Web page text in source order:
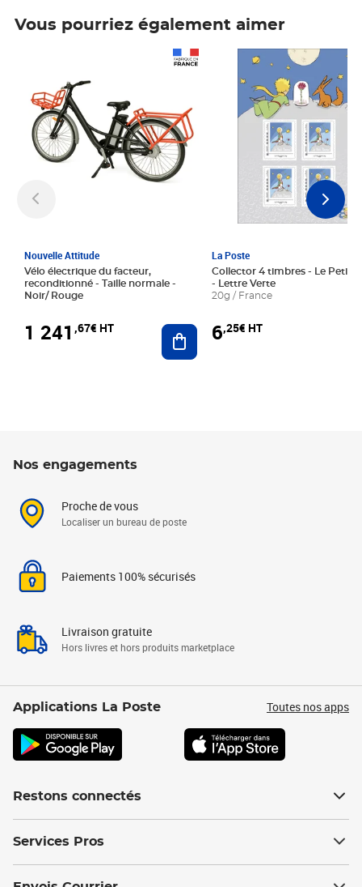
Vous pourriez également aimer
Nouvelle Attitude
Vélo électrique du facteur,
reconditionné - Taille normale -
Noir/ Rouge
1 241 ,67€ HT Ajouter au panier
La Poste
Collector 4 timbres - Le Petit
- Lettre Verte
20g / France
6,25€ HT
Prix 6,25€ HT
Nos engagements
Proche de vous
Localiser un bureau de poste
Paiements 100% sécurisés
Livraison gratuite
Hors livres et hors produits marketplace
Applications La Poste Toutes nos apps
Restons connectés
Services Pros